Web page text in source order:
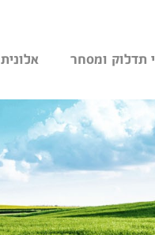
תדלוק ומסחר אלונית